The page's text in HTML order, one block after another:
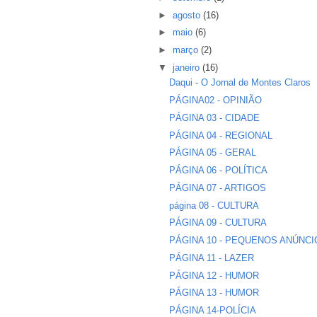
► agosto (16)
► maio (6)
► março (2)
▼ janeiro (16)
Daqui - O Jornal de Montes Claros
PÁGINA02 - OPINIÃO
PÁGINA 03 - CIDADE
PÁGINA 04 - REGIONAL
PÁGINA 05 - GERAL
PÁGINA 06 - POLÍTICA
PÁGINA 07 - ARTIGOS
página 08 - CULTURA
PÁGINA 09 - CULTURA
PÁGINA 10 - PEQUENOS
PÁGINA 11 - LAZER
PÁGINA 12 - HUMOR
PÁGINA 13 - HUMOR
PÁGINA 14-POLÍCIA